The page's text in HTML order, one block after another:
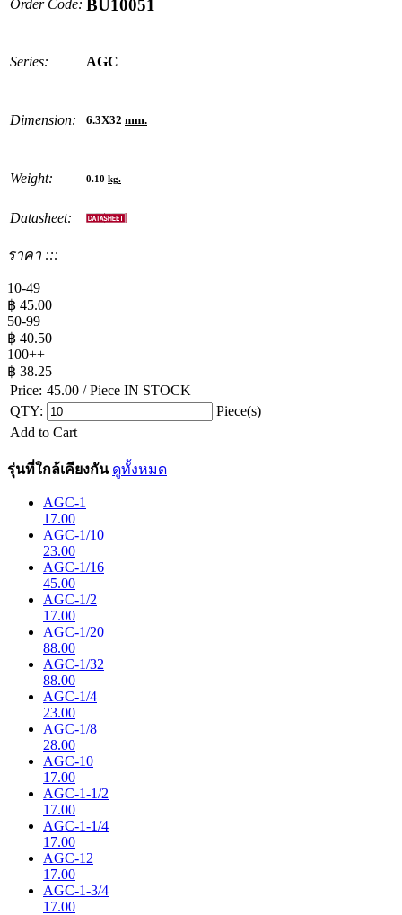
Order Code: BU10051
Series: AGC
Dimension: 6.3X32 mm.
Weight: 0.10 kg.
Datasheet:
ราคา :::
10-49
฿ 45.00
50-99
฿ 40.50
100++
฿ 38.25
Price: 45.00 / Piece IN STOCK
QTY:
Piece(s)
Add to Cart
รุ่นที่ใกล้เคียงกัน ดูทั้งหมด
AGC-1
17.00
AGC-1/10
23.00
AGC-1/16
45.00
AGC-1/2
17.00
AGC-1/20
88.00
AGC-1/32
88.00
AGC-1/4
23.00
AGC-1/8
28.00
AGC-10
17.00
AGC-1-1/2
17.00
AGC-1-1/4
17.00
AGC-12
17.00
AGC-1-3/4
17.00